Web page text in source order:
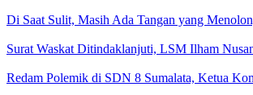
Di Saat Sulit, Masih Ada Tangan yang
Surat Waskat Ditindaklanjuti, LSM Ilham
Redam Polemik di SDN 8 Sumalata, Ketua